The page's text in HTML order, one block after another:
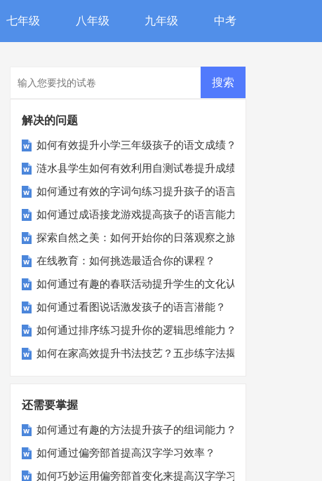
七年级 八年级 九年级 中考
解决的问题
如何有效提升小学三年级孩子的语文成绩？
涟水县学生如何有效利用自测试卷提升成绩？
如何通过有效的字词句练习提升孩子的语言能力？
如何通过成语接龙游戏提高孩子的语言能力？
探索自然之美：如何开始你的日落观察之旅？
在线教育：如何挑选最适合你的课程？
如何通过有趣的春联活动提升学生的文化认同感？
如何通过看图说话激发孩子的语言潜能？
如何通过排序练习提升你的逻辑思维能力？
如何在家高效提升书法技艺？五步练字法揭秘！
还需要掌握
如何通过有趣的方法提升孩子的组词能力？
如何通过偏旁部首提高汉字学习效率？
如何巧妙运用偏旁部首变化来提高汉字学习效率？